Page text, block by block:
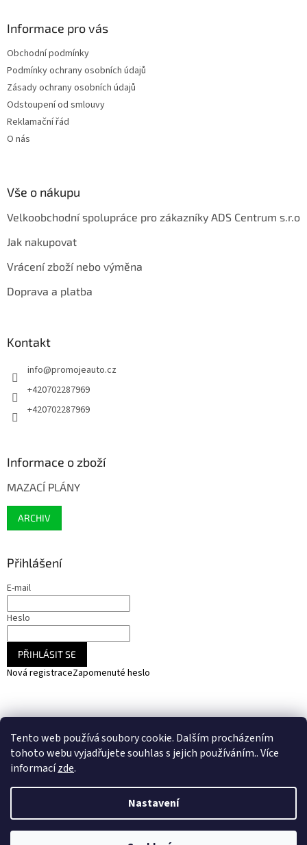
Tento web používá soubory cookie. Dalším procházením
tohoto webu vyjadřujete souhlas s jejich používáním.. Více
informacízde.
Nastavení
Informace pro vás
Obchodní podmínky
Podmínky ochrany osobních údajů
Zásady ochrany osobních údajů
Odstoupení od smlouvy
Reklamační řád
O nás
Vše o nákupu
Velkoobchodní spolupráce pro zákazníky ADS Centrum s.r.o
Jak nakupovat
Vrácení zboží nebo výměna
Doprava a platba
Kontakt
info@promojeauto.cz
+420702287969
+420702287969
Informace o zboží
MAZACÍ PLÁNY
ARCHIV
Přihlášení
E-mail
Heslo
PŘIHLÁSIT SE
Nová registraceZapomenuté heslo
SOLARCZ.cz - Vše pro solární energie a fotovoltaiku
Vytvořil Shoptet